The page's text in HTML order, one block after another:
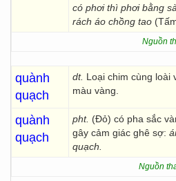
có phơi thì phơi bằng
rách áo chồng tao
Nguồn
quành
quạch
dt. Loại chim cùng loài
màu vàng.
quành
quạch
pht. (Đỏ) có pha sắc
gây cảm giác ghê sợ:
quạch.
Nguồn